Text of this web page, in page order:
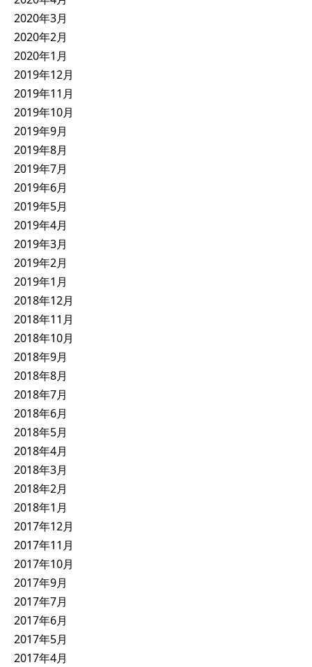
2020年3月
2020年2月
2020年1月
2019年12月
2019年11月
2019年10月
2019年9月
2019年8月
2019年7月
2019年6月
2019年5月
2019年4月
2019年3月
2019年2月
2019年1月
2018年12月
2018年11月
2018年10月
2018年9月
2018年8月
2018年7月
2018年6月
2018年5月
2018年4月
2018年3月
2018年2月
2018年1月
2017年12月
2017年11月
2017年10月
2017年9月
2017年7月
2017年6月
2017年5月
2017年4月